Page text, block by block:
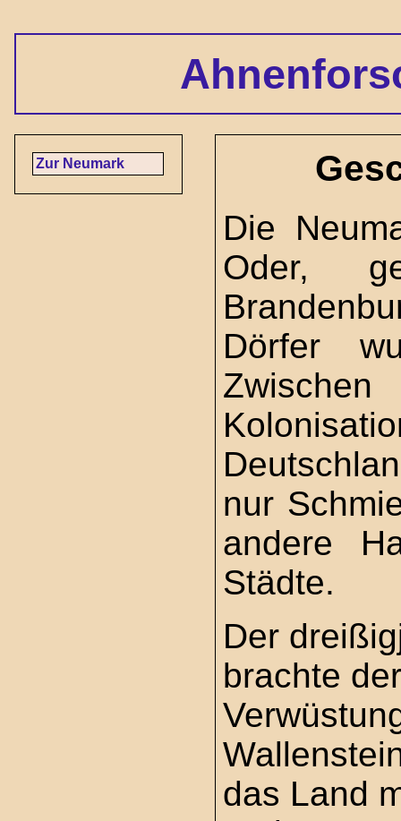
Zur Neumark
Die
Oder,
Dörfer
nur
andere
Städte.
Der
brachte
das Land